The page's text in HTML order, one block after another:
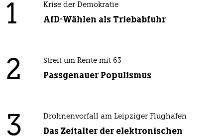
1 Krise der Demokratie
AfD-Wählen als Triebabfuhr
2 Streit um Rente mit 63
Passgenauer Populismus
3 Drohnenvorfall am Leipziger Flughafen
Das Zeitalter der elektronischen